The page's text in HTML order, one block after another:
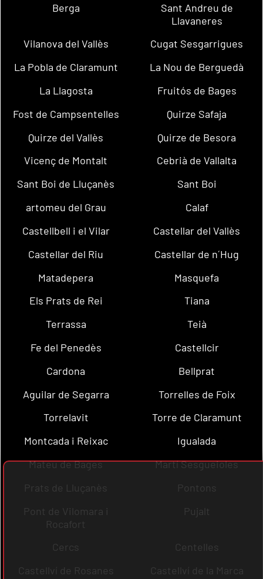
Berga
Sant Andreu de
Llavaneres
Vilanova del Vallès
Cugat Sesgarrigues
La Pobla de Claramunt
La Nou de Berguedà
La Llagosta
Fruitós de Bages
Fost de Campsentelles
Quirze Safaja
Quirze del Vallès
Quirze de Besora
Vicenç de Montalt
Cebrià de Vallalta
Sant Boi de Lluçanès
Sant Boi
artomeu del Grau
Calaf
Castellbell i el Vilar
Castellar del Vallès
Castellar del Riu
Castellar de n´Hug
Matadepera
Masquefa
Els Prats de Rei
Tiana
Terrassa
Teià
Fe del Penedès
Castellcir
Cardona
Bellprat
Aguilar de Segarra
Torrelles de Foix
Torrelavit
Torre de Claramunt
Montcada i Reixac
Igualada
Mateu de Bages
Martí Sesgueioles
Prats de Lluçanès
Pontons
Pont de Vilomara i
Rocafort
Pujalt
Cercs
Centelles
Castellví de Rosanes
Castellví de la Marca